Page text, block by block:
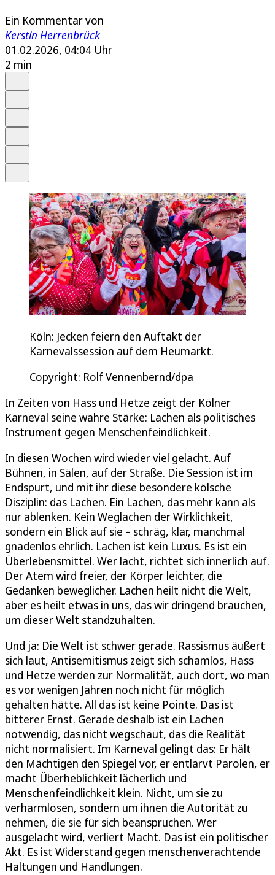
Ein Kommentar von
Kerstin Herrenbrück
01.02.2026, 04:04 Uhr
2 min
Köln: Jecken feiern den Auftakt der
Karnevalssession auf dem Heumarkt.
Copyright: Rolf Vennenbernd/dpa
In Zeiten von Hass und Hetze zeigt der Kölner
Karneval seine wahre Stärke: Lachen als politisches
Instrument gegen Menschenfeindlichkeit.
In diesen Wochen wird wieder viel gelacht. Auf
Bühnen, in Sälen, auf der Straße. Die Session ist im
Endspurt, und mit ihr diese besondere kölsche
Disziplin: das Lachen. Ein Lachen, das mehr kann als
nur ablenken. Kein Weglachen der Wirklichkeit,
sondern ein Blick auf sie – schräg, klar, manchmal
gnadenlos ehrlich. Lachen ist kein Luxus. Es ist ein
Überlebensmittel. Wer lacht, richtet sich innerlich auf.
Der Atem wird freier, der Körper leichter, die
Gedanken beweglicher. Lachen heilt nicht die Welt,
aber es heilt etwas in uns, das wir dringend brauchen,
um dieser Welt standzuhalten.
Und ja: Die Welt ist schwer gerade. Rassismus äußert
sich laut, Antisemitismus zeigt sich schamlos, Hass
und Hetze werden zur Normalität, auch dort, wo man
es vor wenigen Jahren noch nicht für möglich
gehalten hätte. All das ist keine Pointe. Das ist
bitterer Ernst. Gerade deshalb ist ein Lachen
notwendig, das nicht wegschaut, das die Realität
nicht normalisiert. Im Karneval gelingt das: Er hält
den Mächtigen den Spiegel vor, er entlarvt Parolen, er
macht Überheblichkeit lächerlich und
Menschenfeindlichkeit klein. Nicht, um sie zu
verharmlosen, sondern um ihnen die Autorität zu
nehmen, die sie für sich beanspruchen. Wer
ausgelacht wird, verliert Macht. Das ist ein politischer
Akt. Es ist Widerstand gegen menschenverachtende
Haltungen und Handlungen.